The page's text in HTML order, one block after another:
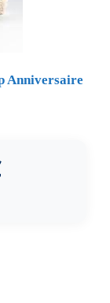
Anniversaire